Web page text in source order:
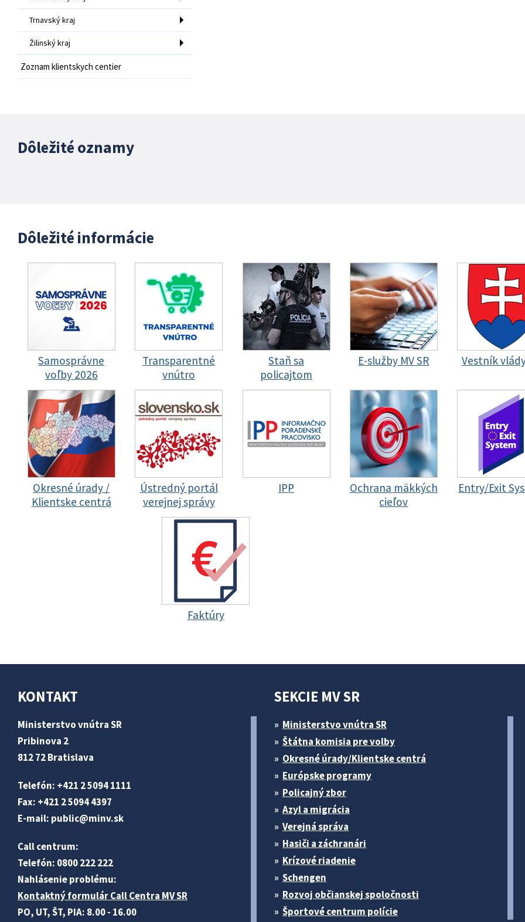
Trnavský kraj
Žilinský kraj
Zoznam klientskych centier
Dôležité oznamy
Dôležité informácie
Samosprávne
voľby 2026
Transparentné
vnútro
Staň sa
policajtom
E-služby MV SR Vestník
Okresné úrady /
Klientske centrá
Ústredný portál
verejnej správy
IPP
Ochrana mäkkých
cieľov
Entry/Exit
Faktúry
KONTAKT
Ministerstvo vnútra SR
Pribinova 2
812 72 Bratislava
Telefón: +421 2 5094 1111
Fax: +421 2 5094 4397
E-mail: public@minv.sk
Call centrum:
Telefón: 0800 222 222
Nahlásenie problému:
Kontaktný formulár Call Centra MV SR
PO, UT, ŠT, PIA: 8.00 - 16.00
SEKCIE MV SR
Ministerstvo vnútra SR
Štátna komisia pre volby
Okresné úrady/Klientske centrá
Európske programy
Policajný zbor
Azyl a migrácia
Verejná správa
Hasiči a záchranári
Krízové riadenie
Schengen
Rozvoj občianskej spoločnosti
Športové centrum polície